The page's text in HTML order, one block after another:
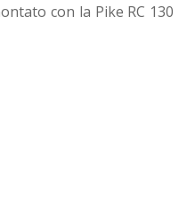
con la Pike RC 130